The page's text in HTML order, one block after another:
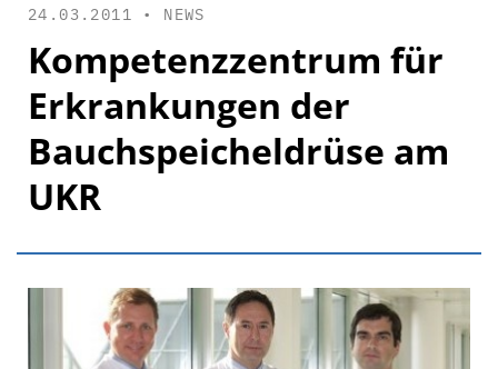
24.03.2011 • NEWS
Kompetenzzentrum für
Erkrankungen der
Bauchspeicheldrüse am
UKR